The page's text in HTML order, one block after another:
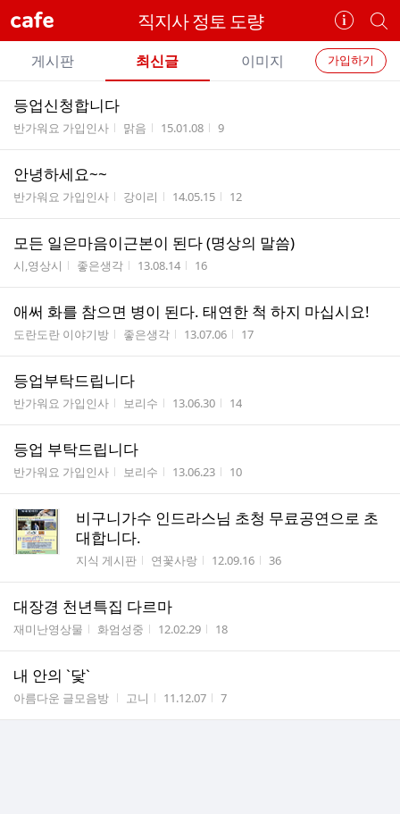
cafe 직지사 정토 도량
카
페
정
보
개
별
카
페
카
페
메
뉴
가입하기
게시판 최신글 이미지
전
체
글
리
등업신청합니다
게시판명
반가워요 가입인사 작성자
맑음 작성시간
15.01.08 조회수
9
안녕하세요~~
게시판명
반가워요 가입인사 작성자
강이리 작성시간
14.05.15 조회수
12
모든 일은마음이근본이 된다 (명상의 말씀)
게시판명
시,영상시 작성자
좋은생각 작성시간
13.08.14 조회수
16
애써 화를 참으면 병이 된다. 태연한 척 하지 마십시요!
게시판명
도란도란 이야기방 작성자
좋은생각 작성시간
13.07.06 조회수
17
등업부탁드립니다
게시판명
반가워요 가입인사 작성자
보리수 작성시간
13.06.30 조회수
14
등업 부탁드립니다
게시판명
반가워요 가입인사 작성자
보리수 작성시간
13.06.23 조회수
10
비구니가수 인드라스님 초청 무료공연으로 초
대합니다.
게시판명
지식 게시판 작성자
연꽃사랑 작성시간
12.09.16 조회수
36
대장경 천년특집 다르마
게시판명
재미난영상물 작성자
화엄성중 작성시간
12.02.29 조회수
18
내 안의 `닻`
게시판명
아름다운 글모음방 작성자
고니 작성시간
11.12.07 조회수
7